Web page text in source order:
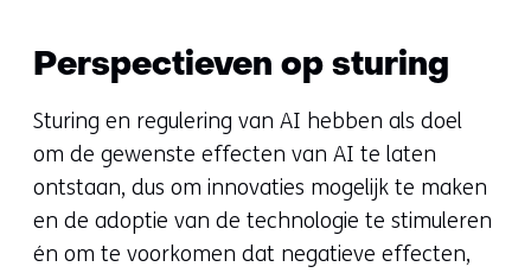
Perspectieven op sturing
Sturing en regulering van AI hebben als doel
om de gewenste effecten van AI te laten
ontstaan, dus om innovaties mogelijk te maken
en de adoptie van de technologie te stimuleren
én om te voorkomen dat negatieve effecten,